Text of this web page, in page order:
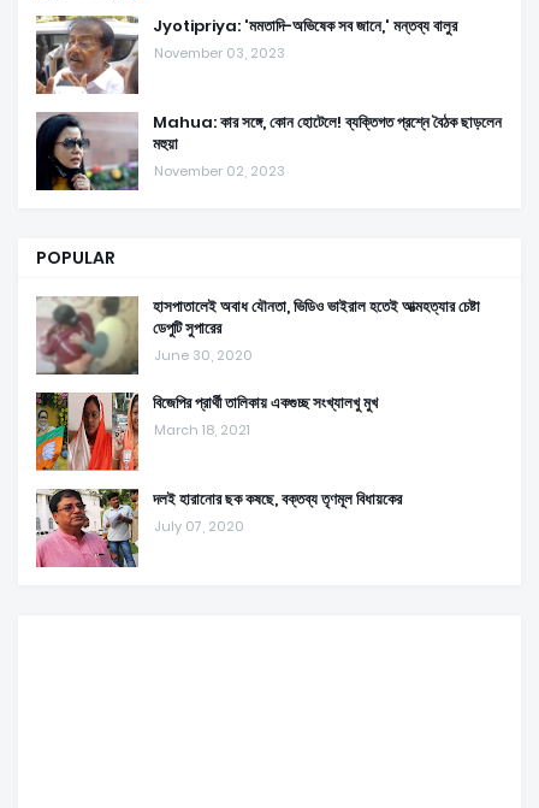
Jyotipriya: 'মমতাদি-অভিষেক সব জানে,' মন্তব্য বালুর
November 03, 2023
Mahua: কার সঙ্গে, কোন হোটেলে! ব্যক্তিগত প্রশ্নে বৈঠক ছাড়লেন
মহুয়া
November 02, 2023
POPULAR
হাসপাতালেই অবাধ যৌনতা, ভিডিও ভাইরাল হতেই আত্মহত্যার চেষ্টা
ডেপুটি সুপারের
June 30, 2020
বিজেপির প্রার্থী তালিকায় একগুচ্ছ সংখ্যালখু মুখ
March 18, 2021
দলই হারানোর ছক কষছে, বক্তব্য তৃণমূল বিধায়কের
July 07, 2020